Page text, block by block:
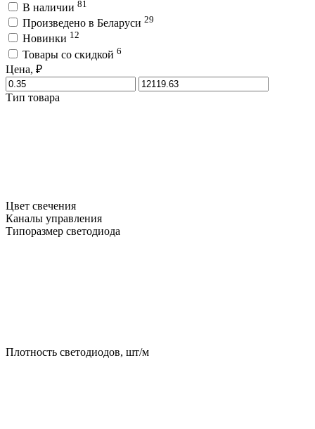
В наличии 81
Произведено в Беларуси 29
Новинки 12
Товары со скидкой 6
Цена, ₽
Тип товара
Цвет свечения
Каналы управления
Типоразмер светодиода
Плотность светодиодов, шт/м